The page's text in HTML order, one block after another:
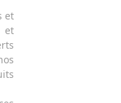
et
et